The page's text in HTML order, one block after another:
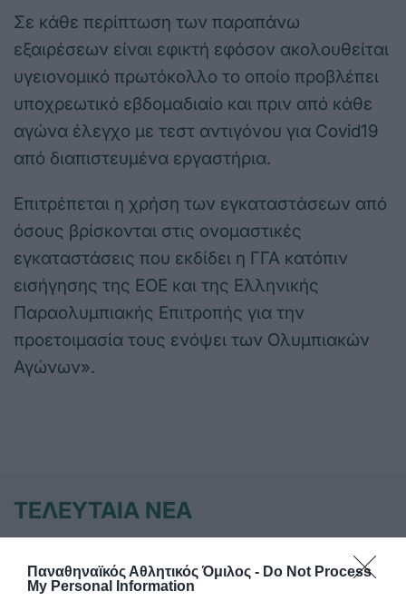
Παναθηναϊκός Αθλητικός Όμιλος - Do Not Process
My Personal Information
Σε κάθε περίπτωση των παραπάνω
εξαιρέσεων είναι εφικτή εφόσον ακολουθείται
υγειονομικό πρωτόκολλο το οποίο προβλέπει
υποχρεωτικό εβδομαδιαίο και πριν από κάθε
αγώνα έλεγχο με τεστ αντιγόνου για Covid19
από διαπιστευμένα εργαστήρια.
Επιτρέπεται η χρήση των εγκαταστάσεων από
όσους βρίσκονται στις ονομαστικές
εγκαταστάσεις που εκδίδει η ΓΓΑ κατόπιν
εισήγησης της ΕΟΕ και της Ελληνικής
Παραολυμπιακής Επιτροπής για την
προετοιμασία τους ενόψει των Ολυμπιακών
Αγώνων».
ΤΕΛΕΥΤΑΙΑ ΝΕΑ